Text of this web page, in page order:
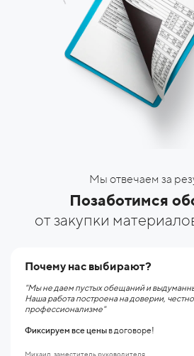
Мы отвечаем за
Позаботимся
от закупки
Почему нас выбирают?
"Мы не даем пустых обещаний и
Наша работа построена на доверии,
профессионализме"
Фиксируем все цены в договоре!
Михаил, заместитель руководителя